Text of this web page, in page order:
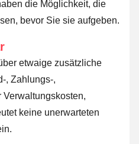
die Möglichkeit, die
bevor Sie sie aufgeben.
etwaige zusätzliche
, Zahlungs-,
Verwaltungskosten,
keine unerwarteten